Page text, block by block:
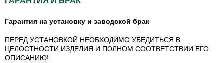
Гарантия на установку и заводской брак
ПЕРЕД УСТАНОВКОЙ НЕОБХОДИМО УБЕДИТЬСЯ В
ЦЕЛОСТНОСТИ ИЗДЕЛИЯ И ПОЛНОМ СООТВЕТСТВИИ ЕГО
ОПИСАНИЮ!